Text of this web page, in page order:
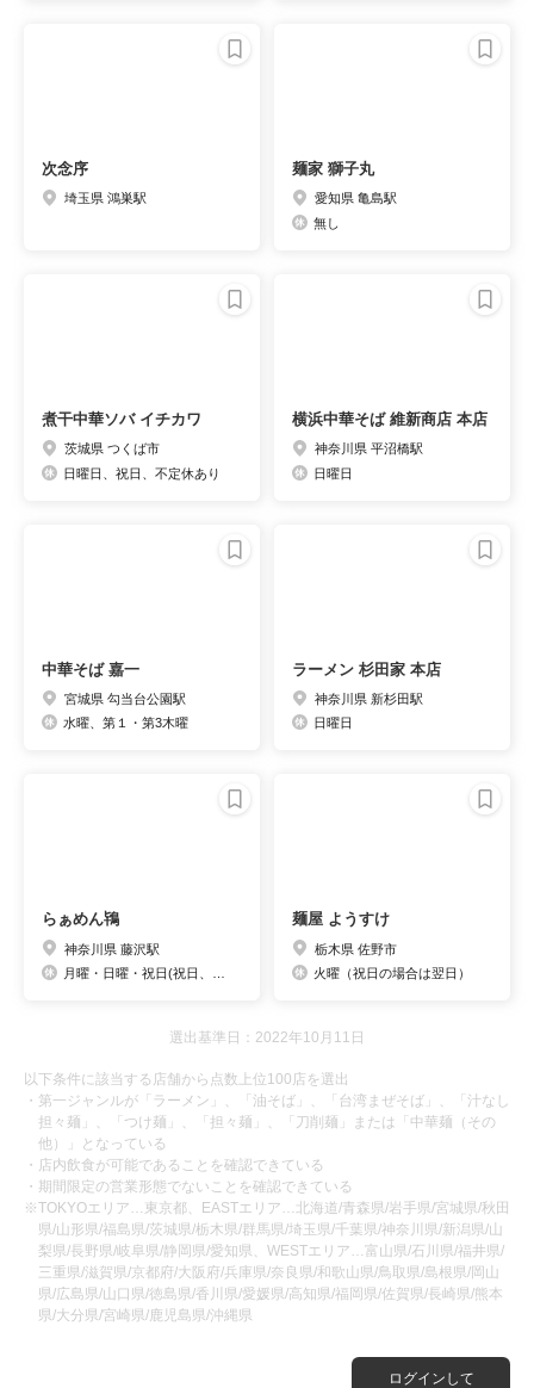
ログインして
次念序
埼玉県 鴻巣駅
麺家 獅子丸
愛知県 亀島駅
無し
煮干中華ソバ イチカワ
茨城県 つくば市
日曜日、祝日、不定休あり
横浜中華そば 維新商店 本店
神奈川県 平沼橋駅
日曜日
中華そば 嘉一
宮城県 勾当台公園駅
水曜、第１・第3木曜
ラーメン 杉田家 本店
神奈川県 新杉田駅
日曜日
らぁめん鴇
神奈川県 藤沢駅
麺屋 ようすけ
栃木県 佐野市
火曜（祝日の場合は翌日）
選出基準日：2022年10月11日
以下条件に該当する店舗から点数上位100店を選出
・第一ジャンルが「ラーメン」、「油そば」、「台湾まぜそば」、「汁なし
担々麺」、「つけ麺」、「担々麺」、「刀削麺」または「中華麺（その
他）」となっている
・店内飲食が可能であることを確認できている
・期間限定の営業形態でないことを確認できている
※TOKYOエリア…東京都、EASTエリア…北海道/青森県/岩手県/宮城県/秋田
県/山形県/福島県/茨城県/栃木県/群馬県/埼玉県/千葉県/神奈川県/新潟県/山
梨県/長野県/岐阜県/静岡県/愛知県、WESTエリア…富山県/石川県/福井県/
三重県/滋賀県/京都府/大阪府/兵庫県/奈良県/和歌山県/鳥取県/島根県/岡山
県/広島県/山口県/徳島県/香川県/愛媛県/高知県/福岡県/佐賀県/長崎県/熊本
県/大分県/宮崎県/鹿児島県/沖縄県